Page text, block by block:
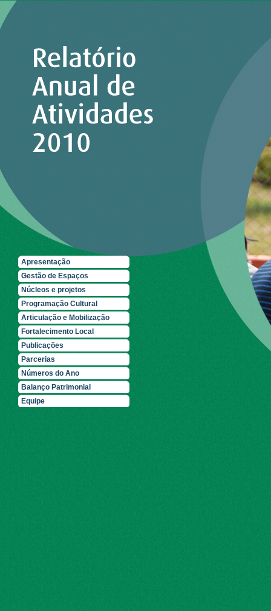
Apresentação
Gestão de Espaços
Núcleos e projetos
Programação Cultural
Articulação e Mobilização
Fortalecimento Local
Publicações
Parcerias
Números do Ano
Balanço Patrimonial
Equipe